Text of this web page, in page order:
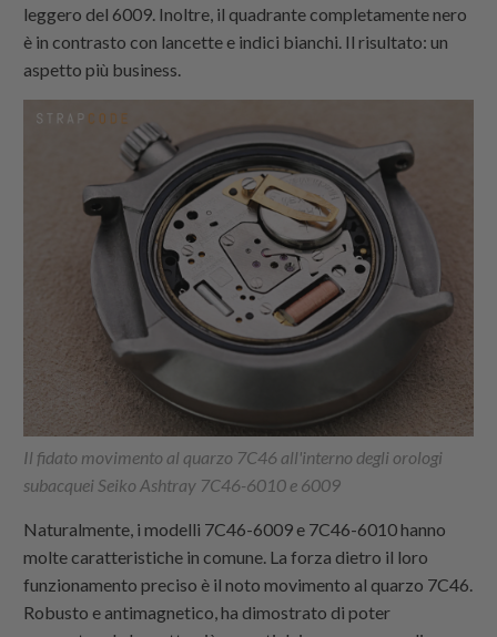
leggero del 6009. Inoltre, il quadrante completamente nero
è in contrasto con lancette e indici bianchi. Il risultato: un
aspetto più business.
Il fidato movimento al quarzo 7C46 all'interno degli orologi
subacquei Seiko Ashtray 7C46-6010 e 6009
Naturalmente, i modelli 7C46-6009 e 7C46-6010 hanno
molte caratteristiche in comune. La forza dietro il loro
funzionamento preciso è il noto movimento al quarzo 7C46.
Robusto e antimagnetico, ha dimostrato di poter